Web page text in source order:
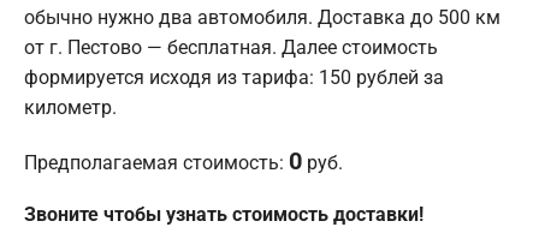
обычно нужно два автомобиля. Доставка до 500 км
от г. Пестово — бесплатная. Далее стоимость
формируется исходя из тарифа: 150 рублей за
километр.
Предполагаемая стоимость: 0 руб.
Звоните чтобы узнать стоимость доставки!